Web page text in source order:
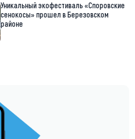
Уникальный экофестиваль «Споровские
сенокосы» прошел в Березовском
районе